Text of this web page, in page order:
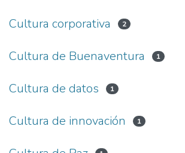
Cultura corporativa 2
Cultura de Buenaventura 1
Cultura de datos 1
Cultura de innovación 1